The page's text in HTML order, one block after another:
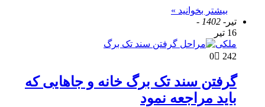
بیشتر بخوانید »
تیر - 1402 -
16 تیر
ملکی
0
242
گرفتن سند تک برگ خانه و جاهایی که
باید مراجعه نمود